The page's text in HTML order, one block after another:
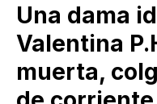
Una dama
Valentina
muerta,